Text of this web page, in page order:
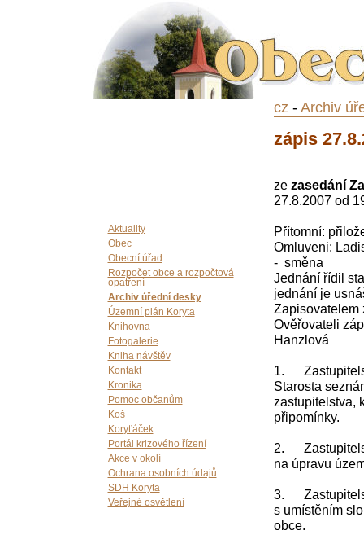
Aktuality
Obec
Obecní úřad
Rozpočet obce a rozpočtová
opatření
Archiv úřední desky
Územní plán Koryta
Knihovna
Fotogalerie
Kniha návštěv
Kontakt
Kronika
Pomoc občanům
Koš
Koryťáček
Portál krizového řízení
Akce v okolí
Ochrana osobních údajů
SDH Koryta
Veřejné osvětlení
cz - Archiv
zápis
ze zasedání
27.8.2007 od
Přítomní:
Omluveni:
- směna
Jednání řídil
jednání je
Zapisovatelem
Ověřovateli
Hanzlová
1.
Starosta
zastupitelstva,
připomínky.
2.
na úpravu
3.
s umístěním
obce.